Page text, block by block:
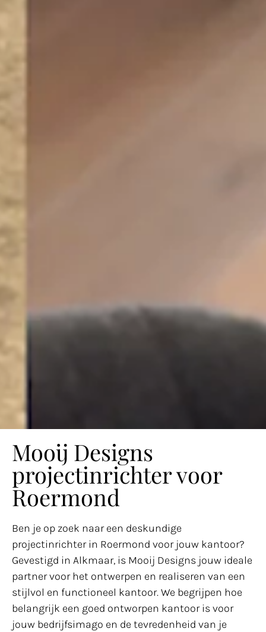
Mooij Designs
projectinrichter voor
Roermond
Ben je op zoek naar een deskundige
projectinrichter in Roermond voor jouw kantoor?
Gevestigd in Alkmaar, is Mooij Designs jouw ideale
partner voor het ontwerpen en realiseren van een
stijlvol en functioneel kantoor. We begrijpen hoe
belangrijk een goed ontworpen kantoor is voor
jouw bedrijfsimago en de tevredenheid van je